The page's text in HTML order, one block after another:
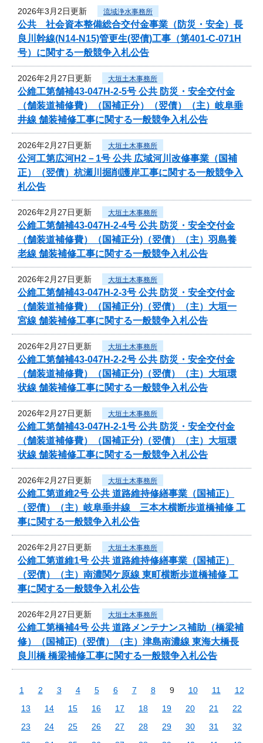
2026年3月2日更新 流域浄水事務所
公共 社会資本整備総合交付金事業（防災・安全）長
良川幹線(N14-N15)管更生(翌債)工事（第401-C-071H
号）に関する一般競争入札公告
2026年2月27日更新 大垣土木事務所
公維工第舗補43-047H-2-5号 公共 防災・安全交付金
（舗装道補修費）（国補正分）（翌債）（主）岐阜垂
井線 舗装補修工事に関する一般競争入札公告
2026年2月27日更新 大垣土木事務所
公河工第広河H2－1号 公共 広域河川改修事業（国補
正）（翌債）杭瀬川掘削護岸工事に関する一般競争入
札公告
2026年2月27日更新 大垣土木事務所
公維工第舗補43-047H-2-4号 公共 防災・安全交付金
（舗装道補修費）（国補正分)（翌債）（主）羽島養
老線 舗装補修工事に関する一般競争入札公告
2026年2月27日更新 大垣土木事務所
公維工第舗補43-047H-2-3号 公共 防災・安全交付金
（舗装道補修費）（国補正分)（翌債）（主）大垣一
宮線 舗装補修工事に関する一般競争入札公告
2026年2月27日更新 大垣土木事務所
公維工第舗補43-047H-2-2号 公共 防災・安全交付金
（舗装道補修費）（国補正分)（翌債）（主）大垣環
状線 舗装補修工事に関する一般競争入札公告
2026年2月27日更新 大垣土木事務所
公維工第舗補43-047H-2-1号 公共 防災・安全交付金
（舗装道補修費）（国補正分)（翌債）（主）大垣環
状線 舗装補修工事に関する一般競争入札公告
2026年2月27日更新 大垣土木事務所
公維工第道維2号 公共 道路維持修繕事業（国補正）
（翌債）（主）岐阜垂井線 三本木横断歩道橋補修 工
事に関する一般競争入札公告
2026年2月27日更新 大垣土木事務所
公維工第道維1号 公共 道路維持修繕事業（国補正）
（翌債）（主）南濃関ケ原線 東町横断歩道橋補修 工
事に関する一般競争入札公告
2026年2月27日更新 大垣土木事務所
公維工第橋補4号 公共 道路メンテナンス補助（橋梁補
修）（国補正)（翌債）（主）津島南濃線 東海大橋長
良川橋 橋梁補修工事に関する一般競争入札公告
1 2 3 4 5 6 7 8 9 10 11
12
13
14 15 16 17 18 19 20 21
22
23
24 25 26 27 28 29 30 31
32